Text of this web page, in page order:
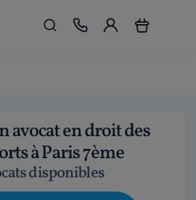
avocat en droit des
à Paris 7ème
disponibles